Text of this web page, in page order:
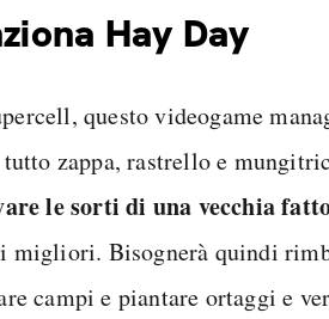
Hay Day
questo videogame
zappa, rastrello e
le sorti di una vecchia
migliori. Bisognerà quindi
campi e piantare ortaggi e